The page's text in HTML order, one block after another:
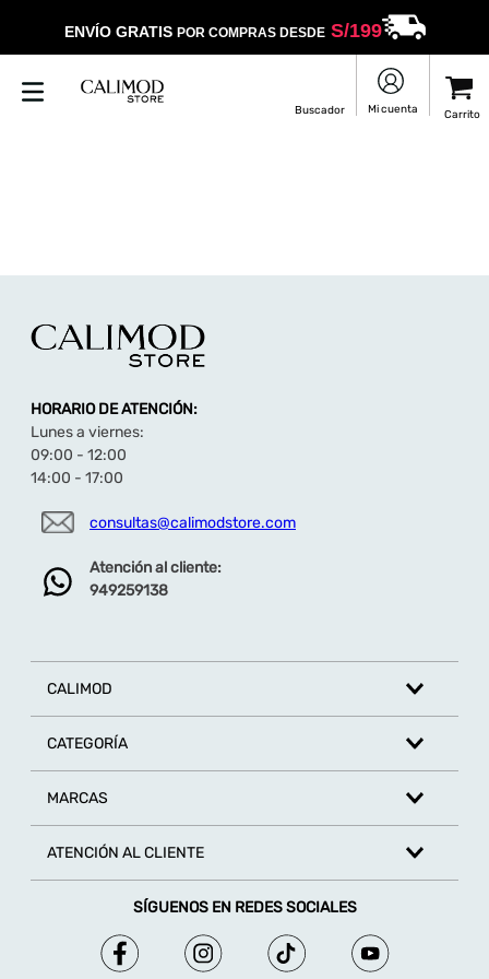
ENVÍO GRATIS POR COMPRAS DESDES/199
HORARIO DE ATENCIÓN:
Lunes a viernes:
09:00 - 12:00
14:00 - 17:00
consultas@calimodstore.com
Atención al cliente:
949259138
CALIMOD
CATEGORÍA
MARCAS
ATENCIÓN AL CLIENTE
SÍGUENOS EN REDES SOCIALES